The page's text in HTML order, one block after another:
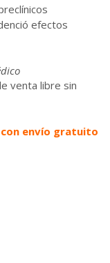
efectos
venta libre sin
envío gratuito